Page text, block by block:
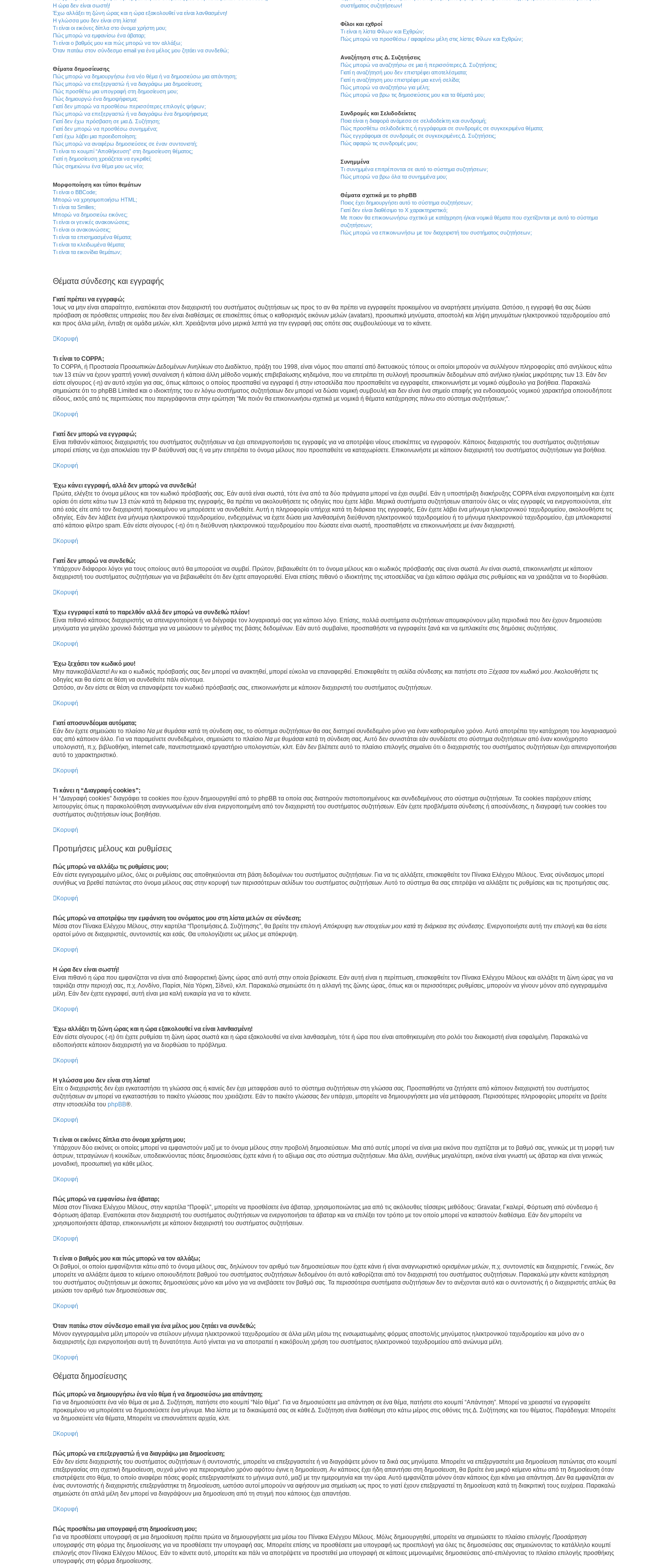
Η ώρα δεν είναι σωστή!
Έχω αλλάξει τη ζώνη ώρας και η ώρα εξακολουθεί να είναι λανθασμένη!
Η γλώσσα μου δεν είναι στη λίστα!
Τι είναι οι εικόνες δίπλα στο όνομα χρήστη μου;
Πώς μπορώ να εμφανίσω ένα άβαταρ;
Τι είναι ο βαθμός μου και πώς μπορώ να τον αλλάξω;
Όταν πατάω στον σύνδεσμο email για ένα μέλος μου ζητάει να συνδεθώ;
Θέματα δημοσίευσης
Πώς μπορώ να δημιουργήσω ένα νέο θέμα ή να δημοσιεύσω μια απάντηση;
Πώς μπορώ να επεξεργαστώ ή να διαγράψω μια δημοσίευση;
Πώς προσθέτω μια υπογραφή στη δημοσίευση μου;
Πώς δημιουργώ ένα δημοψήφισμα;
Γιατί δεν μπορώ να προσθέσω περισσότερες επιλογές ψήφων;
Πώς μπορώ να επεξεργαστώ ή να διαγράψω ένα δημοψήφισμα;
Γιατί δεν έχω πρόσβαση σε μια Δ. Συζήτηση;
Γιατί δεν μπορώ να προσθέσω συνημμένα;
Γιατί έχω λάβει μια προειδοποίηση;
Πώς μπορώ να αναφέρω δημοσιεύσεις σε έναν συντονιστή;
Τι είναι το κουμπί “Αποθήκευση” στη δημοσίευση θέματος;
Γιατί η δημοσίευση χρειάζεται να εγκριθεί;
Πώς σημειώνω ένα θέμα μου ως νέο;
Μορφοποίηση και τύποι θεμάτων
Τι είναι ο BBCode;
Μπορώ να χρησιμοποιήσω HTML;
Τι είναι τα Smilies;
Μπορώ να δημοσιεύω εικόνες;
Τι είναι οι γενικές ανακοινώσεις;
Τι είναι οι ανακοινώσεις;
Τι είναι τα επισημασμένα θέματα;
Τι είναι τα κλειδωμένα θέματα;
Τι είναι τα εικονίδια θεμάτων;
συστήματος συζητήσεων!
Φίλοι και εχθροί
Τι είναι η λίστα Φίλων και Εχθρών;
Πώς μπορώ να προσθέσω / αφαιρέσω μέλη στις λίστες Φίλων και Εχθρών;
Αναζήτηση στις Δ. Συζητήσεις
Πώς μπορώ να αναζητήσω σε μια ή περισσότερες Δ. Συζητήσεις;
Γιατί η αναζήτησή μου δεν επιστρέφει αποτελέσματα;
Γιατί η αναζήτηση μου επιστρέφει μια κενή σελίδα;
Πώς μπορώ να αναζητήσω για μέλη;
Πώς μπορώ να βρω τις δημοσιεύσεις μου και τα θέματά μου;
Συνδρομές και Σελιδοδείκτες
Ποια είναι η διαφορά ανάμεσα σε σελιδοδείκτη και συνδρομή;
Πώς προσθέτω σελιδοδείκτες ή εγγράφομαι σε συνδρομές σε συγκεκριμένα θέματα;
Πώς εγγράφομαι σε συνδρομές σε συγκεκριμένες Δ. Συζητήσεις;
Πώς αφαιρώ τις συνδρομές μου;
Συνημμένα
Τι συνημμένα επιτρέπονται σε αυτό το σύστημα συζητήσεων;
Πώς μπορώ να βρω όλα τα συνημμένα μου;
Θέματα σχετικά με το phpBB
Ποιος έχει δημιουργήσει αυτό το σύστημα συζητήσεων;
Γιατί δεν είναι διαθέσιμο το Χ χαρακτηριστικό;
Με ποιον θα επικοινωνήσω σχετικά με κατάχρηση ή/και νομικά θέματα που σχετίζονται με αυτό το σύστημα
συζητήσεων;
Πώς μπορώ να επικοινωνήσω με τον διαχειριστή του συστήματος συζητήσεων;
Θέματα σύνδεσης και εγγραφής
Γιατί πρέπει να εγγραφώ;
Ίσως να μην είναι απαραίτητο, εναπόκειται στον διαχειριστή του συστήματος συζητήσεων ως προς το αν θα πρέπει να εγγραφείτε προκειμένου να αναρτήσετε μηνύματα. Ωστόσο, η εγγραφή θα σας δώσει
πρόσβαση σε πρόσθετες υπηρεσίες που δεν είναι διαθέσιμες σε επισκέπτες όπως ο καθορισμός εικόνων μελών (avatars), προσωπικά μηνύματα, αποστολή και λήψη μηνυμάτων ηλεκτρονικού ταχυδρομείου από
και προς άλλα μέλη, ένταξη σε ομάδα μελών, κλπ. Χρειάζονται μόνο μερικά λεπτά για την εγγραφή σας οπότε σας συμβουλεύουμε να το κάνετε.
Κορυφή
Τι είναι το COPPA;
Το COPPA, ή Προστασία Προσωπικών Δεδομένων Ανηλίκων στο Διαδίκτυο, πράξη του 1998, είναι νόμος που απαιτεί από δικτυακούς τόπους οι οποίοι μπορούν να συλλέγουν πληροφορίες από ανηλίκους κάτω
των 13 ετών να έχουν γραπτή γονική συναίνεση ή κάποια άλλη μέθοδο νομικής επιβεβαίωσης κηδεμόνα, που να επιτρέπει τη συλλογή προσωπικών δεδομένων από ανήλικο ηλικίας μικρότερης των 13. Εάν δεν
είστε σίγουρος (-η) αν αυτό ισχύει για σας, όπως κάποιος ο οποίος προσπαθεί να εγγραφεί ή στην ιστοσελίδα που προσπαθείτε να εγγραφείτε, επικοινωνήστε με νομικό σύμβουλο για βοήθεια. Παρακαλώ
σημειώστε ότι το phpBB Limited και ο ιδιοκτήτης του εν λόγω συστήματος συζητήσεων δεν μπορεί να δώσει νομική συμβουλή και δεν είναι ένα σημείο επαφής για ενδοιασμούς νομικού χαρακτήρα οποιουδήποτε
είδους, εκτός από τις περιπτώσεις που περιγράφονται στην ερώτηση “Με ποιόν θα επικοινωνήσω σχετικά με νομικά ή θέματα κατάχρησης πάνω στο σύστημα συζητήσεων;”.
Κορυφή
Γιατί δεν μπορώ να εγγραφώ;
Είναι πιθανόν κάποιος διαχειριστής του συστήματος συζητήσεων να έχει απενεργοποιήσει τις εγγραφές για να αποτρέψει νέους επισκέπτες να εγγραφούν. Κάποιος διαχειριστής του συστήματος συζητήσεων
μπορεί επίσης να έχει αποκλείσει την IP διεύθυνσή σας ή να μην επιτρέπει το όνομα μέλους που προσπαθείτε να καταχωρίσετε. Επικοινωνήστε με κάποιον διαχειριστή του συστήματος συζητήσεων για βοήθεια.
Κορυφή
Έχω κάνει εγγραφή, αλλά δεν μπορώ να συνδεθώ!
Πρώτα, ελέγξτε το όνομα μέλους και τον κωδικό πρόσβασής σας. Εάν αυτά είναι σωστά, τότε ένα από τα δύο πράγματα μπορεί να έχει συμβεί. Εάν η υποστήριξη διακήρυξης COPPA είναι ενεργοποιημένη και έχετε
ορίσει ότι είστε κάτω των 13 ετών κατά τη διάρκεια της εγγραφής, θα πρέπει να ακολουθήσετε τις οδηγίες που έχετε λάβει. Μερικά συστήματα συζητήσεων απαιτούν όλες οι νέες εγγραφές να ενεργοποιούνται, είτε
από εσάς είτε από τον διαχειριστή προκειμένου να μπορέσετε να συνδεθείτε. Αυτή η πληροφορία υπήρχε κατά τη διάρκεια της εγγραφής. Εάν έχετε λάβει ένα μήνυμα ηλεκτρονικού ταχυδρομείου, ακολουθήστε τις
οδηγίες. Εάν δεν λάβετε ένα μήνυμα ηλεκτρονικού ταχυδρομείου, ενδεχομένως να έχετε δώσει μια λανθασμένη διεύθυνση ηλεκτρονικού ταχυδρομείου ή το μήνυμα ηλεκτρονικού ταχυδρομείου, έχει μπλοκαριστεί
από κάποιο φίλτρο spam. Εάν είστε σίγουρος (-η) ότι η διεύθυνση ηλεκτρονικού ταχυδρομείου που δώσατε είναι σωστή, προσπαθήστε να επικοινωνήσετε με έναν διαχειριστή.
Κορυφή
Γιατί δεν μπορώ να συνδεθώ;
Υπάρχουν διάφοροι λόγοι για τους οποίους αυτό θα μπορούσε να συμβεί. Πρώτον, βεβαιωθείτε ότι το όνομα μέλους και ο κωδικός πρόσβασής σας είναι σωστά. Αν είναι σωστά, επικοινωνήστε με κάποιον
διαχειριστή του συστήματος συζητήσεων για να βεβαιωθείτε ότι δεν έχετε απαγορευθεί. Είναι επίσης πιθανό ο ιδιοκτήτης της ιστοσελίδας να έχει κάποιο σφάλμα στις ρυθμίσεις και να χρειάζεται να το διορθώσει.
Κορυφή
Έχω εγγραφεί κατά το παρελθόν αλλά δεν μπορώ να συνδεθώ πλέον!
Είναι πιθανό κάποιος διαχειριστής να απενεργοποίησε ή να διέγραψε τον λογαριασμό σας για κάποιο λόγο. Επίσης, πολλά συστήματα συζητήσεων απομακρύνουν μέλη περιοδικά που δεν έχουν δημοσιεύσει
μηνύματα για μεγάλο χρονικό διάστημα για να μειώσουν το μέγεθος της βάσης δεδομένων. Εάν αυτό συμβαίνει, προσπαθήστε να εγγραφείτε ξανά και να εμπλακείτε στις δημόσιες συζητήσεις.
Κορυφή
Έχω ξεχάσει τον κωδικό μου!
Μην πανικοβάλλεστε! Αν και ο κωδικός πρόσβασής σας δεν μπορεί να ανακτηθεί, μπορεί εύκολα να επαναφερθεί. Επισκεφθείτε τη σελίδα σύνδεσης και πατήστε στο Ξέχασα τον κωδικό μου . Ακολουθήστε τις
οδηγίες και θα είστε σε θέση να συνδεθείτε πάλι σύντομα.
Ωστόσο, αν δεν είστε σε θέση να επαναφέρετε τον κωδικό πρόσβασής σας, επικοινωνήστε με κάποιον διαχειριστή του συστήματος συζητήσεων.
Κορυφή
Γιατί αποσυνδέομαι αυτόματα;
Εάν δεν έχετε σημειώσει το πλαίσιο Να με θυμάσαι κατά τη σύνδεση σας, το σύστημα συζητήσεων θα σας διατηρεί συνδεδεμένο μόνο για έναν καθορισμένο χρόνο. Αυτό αποτρέπει την κατάχρηση του λογαριασμού
σας από κάποιον άλλο. Για να παραμείνετε συνδεδεμένοι, σημειώστε το πλαίσιο Να με θυμάσαι κατά τη σύνδεση σας. Αυτό δεν συνιστάται εάν συνδέεστε στο σύστημα συζητήσεων από έναν κοινόχρηστο
υπολογιστή, π.χ. βιβλιοθήκη, internet cafe, πανεπιστημιακό εργαστήριο υπολογιστών, κλπ. Εάν δεν βλέπετε αυτό το πλαίσιο επιλογής σημαίνει ότι ο διαχειριστής του συστήματος συζητήσεων έχει απενεργοποιήσει
αυτό το χαρακτηριστικό.
Κορυφή
Τι κάνει η “Διαγραφή cookies”;
Η “Διαγραφή cookies” διαγράφει τα cookies που έχουν δημιουργηθεί από το phpBB τα οποία σας διατηρούν πιστοποιημένους και συνδεδεμένους στο σύστημα συζητήσεων. Τα cookies παρέχουν επίσης
λειτουργίες όπως η παρακολούθηση αναγνωσμένων εάν είναι ενεργοποιημένη από τον διαχειριστή του συστήματος συζητήσεων. Εάν έχετε προβλήματα σύνδεσης ή αποσύνδεσης, η διαγραφή των cookies του
συστήματος συζητήσεων ίσως βοηθήσει.
Κορυφή
Προτιμήσεις μέλους και ρυθμίσεις
Πώς μπορώ να αλλάξω τις ρυθμίσεις μου;
Εάν είστε εγγεγραμμένο μέλος, όλες οι ρυθμίσεις σας αποθηκεύονται στη βάση δεδομένων του συστήματος συζητήσεων. Για να τις αλλάξετε, επισκεφθείτε τον Πίνακα Ελέγχου Μέλους. Ένας σύνδεσμος μπορεί
συνήθως να βρεθεί πατώντας στο όνομα μέλους σας στην κορυφή των περισσότερων σελίδων του συστήματος συζητήσεων. Αυτό το σύστημα θα σας επιτρέψει να αλλάξετε τις ρυθμίσεις και τις προτιμήσεις σας.
Κορυφή
Πώς μπορώ να αποτρέψω την εμφάνιση του ονόματος μου στη λίστα μελών σε σύνδεση;
Μέσα στον Πίνακα Ελέγχου Μέλους, στην καρτέλα “Προτιμήσεις Δ. Συζήτησης”, θα βρείτε την επιλογή Απόκρυψη των στοιχείων μου κατά τη διάρκεια της σύνδεσης . Ενεργοποιήστε αυτή την επιλογή και θα είστε
ορατοί μόνο σε διαχειριστές, συντονιστές και εσάς. Θα υπολογίζεστε ως μέλος με απόκρυψη.
Κορυφή
Η ώρα δεν είναι σωστή!
Είναι πιθανό η ώρα που εμφανίζεται να είναι από διαφορετική ζώνης ώρας από αυτή στην οποία βρίσκεστε. Εάν αυτή είναι η περίπτωση, επισκεφθείτε τον Πίνακα Ελέγχου Μέλους και αλλάξτε τη ζώνη ώρας για να
ταιριάζει στην περιοχή σας, π.χ. Λονδίνο, Παρίσι, Νέα Υόρκη, Σίδνεϋ, κλπ. Παρακαλώ σημειώστε ότι η αλλαγή της ζώνης ώρας, όπως και οι περισσότερες ρυθμίσεις, μπορούν να γίνουν μόνον από εγγεγραμμένα
μέλη. Εάν δεν έχετε εγγραφεί, αυτή είναι μια καλή ευκαιρία για να το κάνετε.
Κορυφή
Έχω αλλάξει τη ζώνη ώρας και η ώρα εξακολουθεί να είναι λανθασμένη!
Εάν είστε σίγουρος (-η) ότι έχετε ρυθμίσει τη ζώνη ώρας σωστά και η ώρα εξακολουθεί να είναι λανθασμένη, τότε ή ώρα που είναι αποθηκευμένη στο ρολόι του διακομιστή είναι εσφαλμένη. Παρακαλώ να
ειδοποιήσετε κάποιον διαχειριστή για να διορθώσει το πρόβλημα.
Κορυφή
Η γλώσσα μου δεν είναι στη λίστα!
Είτε ο διαχειριστής δεν έχει εγκαταστήσει τη γλώσσα σας ή κανείς δεν έχει μεταφράσει αυτό το σύστημα συζητήσεων στη γλώσσα σας. Προσπαθήστε να ζητήσετε από κάποιον διαχειριστή του συστήματος
συζητήσεων αν μπορεί να εγκαταστήσει το πακέτο γλώσσας που χρειάζεστε. Εάν το πακέτο γλώσσας δεν υπάρχει, μπορείτε να δημιουργήσετε μια νέα μετάφραση. Περισσότερες πληροφορίες μπορείτε να βρείτε
στην ιστοσελίδα του phpBB®.
Κορυφή
Τι είναι οι εικόνες δίπλα στο όνομα χρήστη μου;
Υπάρχουν δύο εικόνες οι οποίες μπορεί να εμφανιστούν μαζί με το όνομα μέλους στην προβολή δημοσιεύσεων. Μια από αυτές μπορεί να είναι μια εικόνα που σχετίζεται με το βαθμό σας, γενικώς με τη μορφή των
άστρων, τετραγώνων ή κουκίδων, υποδεικνύοντας πόσες δημοσιεύσεις έχετε κάνει ή το αξίωμα σας στο σύστημα συζητήσεων. Μια άλλη, συνήθως μεγαλύτερη, εικόνα είναι γνωστή ως άβαταρ και είναι γενικώς
μοναδική, προσωπική για κάθε μέλος.
Κορυφή
Πώς μπορώ να εμφανίσω ένα άβαταρ;
Μέσα στον Πίνακα Ελέγχου Μέλους, στην καρτέλα “Προφίλ”, μπορείτε να προσθέσετε ένα άβαταρ, χρησιμοποιώντας μια από τις ακόλουθες τέσσερις μεθόδους: Gravatar, Γκαλερί, Φόρτωση από σύνδεσμο ή
Φόρτωση άβαταρ. Εναπόκειται στον διαχειριστή του συστήματος συζητήσεων να ενεργοποιήσει τα άβαταρ και να επιλέξει τον τρόπο με τον οποίο μπορεί να καταστούν διαθέσιμα. Εάν δεν μπορείτε να
χρησιμοποιήσετε άβαταρ, επικοινωνήστε με κάποιον διαχειριστή του συστήματος συζητήσεων.
Κορυφή
Τι είναι ο βαθμός μου και πώς μπορώ να τον αλλάξω;
Οι βαθμοί, οι οποίοι εμφανίζονται κάτω από το όνομα μέλους σας, δηλώνουν τον αριθμό των δημοσιεύσεων που έχετε κάνει ή είναι αναγνωριστικό ορισμένων μελών, π.χ. συντονιστές και διαχειριστές. Γενικώς, δεν
μπορείτε να αλλάξετε άμεσα το κείμενο οποιουδήποτε βαθμού του συστήματος συζητήσεων δεδομένου ότι αυτό καθορίζεται από τον διαχειριστή του συστήματος συζητήσεων. Παρακαλώ μην κάνετε κατάχρηση
του συστήματος συζητήσεων με άσκοπες δημοσιεύσεις μόνο και μόνο για να ανεβάσετε τον βαθμό σας. Τα περισσότερα συστήματα συζητήσεων δεν το ανέχονται αυτό και ο συντονιστής ή ο διαχειριστής απλώς θα
μειώσει τον αριθμό των δημοσιεύσεων σας.
Κορυφή
Όταν πατάω στον σύνδεσμο email για ένα μέλος μου ζητάει να συνδεθώ;
Μόνον εγγεγραμμένα μέλη μπορούν να στείλουν μήνυμα ηλεκτρονικού ταχυδρομείου σε άλλα μέλη μέσω της ενσωματωμένης φόρμας αποστολής μηνύματος ηλεκτρονικού ταχυδρομείου και μόνο αν ο
διαχειριστής έχει ενεργοποιήσει αυτή τη δυνατότητα. Αυτό γίνεται για να αποτραπεί η κακόβουλη χρήση του συστήματος ηλεκτρονικού ταχυδρομείου από ανώνυμα μέλη.
Κορυφή
Θέματα δημοσίευσης
Πώς μπορώ να δημιουργήσω ένα νέο θέμα ή να δημοσιεύσω μια απάντηση;
Για να δημοσιεύσετε ένα νέο θέμα σε μια Δ. Συζήτηση, πατήστε στο κουμπί “Νέο θέμα”. Για να δημοσιεύσετε μια απάντηση σε ένα θέμα, πατήστε στο κουμπί “Απάντηση”. Μπορεί να χρειαστεί να εγγραφείτε
προκειμένου να μπορέσετε να δημοσιεύσετε ένα μήνυμα. Μια λίστα με τα δικαιώματά σας σε κάθε Δ. Συζήτηση είναι διαθέσιμη στο κάτω μέρος στις οθόνες της Δ. Συζήτησης και του θέματος. Παράδειγμα: Μπορείτε
να δημοσιεύετε νέα θέματα, Μπορείτε να επισυνάπτετε αρχεία, κλπ.
Κορυφή
Πώς μπορώ να επεξεργαστώ ή να διαγράψω μια δημοσίευση;
Εάν δεν είστε διαχειριστής του συστήματος συζητήσεων ή συντονιστής, μπορείτε να επεξεργαστείτε ή να διαγράψετε μόνον τα δικά σας μηνύματα. Μπορείτε να επεξεργαστείτε μια δημοσίευση πατώντας στο κουμπί
επεξεργασίας στη σχετική δημοσίευση, συχνά μόνο για περιορισμένο χρόνο αφότου έγινε η δημοσίευση. Αν κάποιος έχει ήδη απαντήσει στη δημοσίευση, θα βρείτε ένα μικρό κείμενο κάτω από τη δημοσίευση όταν
επιστρέψετε στο θέμα, το οποίο αναφέρει πόσες φορές επεξεργαστήκατε το μήνυμα αυτό, μαζί με την ημερομηνία και την ώρα. Αυτό εμφανίζεται μόνον όταν κάποιος έχει κάνει μια απάντηση. Δεν θα εμφανίζεται αν
ένας συντονιστής ή διαχειριστής επεξεργάστηκε τη δημοσίευση, ωστόσο αυτοί μπορούν να αφήσουν μια σημείωση ως προς το γιατί έχουν επεξεργαστεί τη δημοσίευση κατά τη διακριτική τους ευχέρεια. Παρακαλώ
σημειώστε ότι απλά μέλη δεν μπορεί να διαγράψουν μια δημοσίευση από τη στιγμή που κάποιος έχει απαντήσει.
Κορυφή
Πώς προσθέτω μια υπογραφή στη δημοσίευση μου;
Για να προσθέσετε υπογραφή σε μια δημοσίευση πρέπει πρώτα να δημιουργήσετε μια μέσω του Πίνακα Ελέγχου Μέλους. Μόλις δημιουργηθεί, μπορείτε να σημειώσετε το πλαίσιο επιλογής Προσάρτηση
υπογραφής στη φόρμα της δημοσίευσης για να προσθέσετε την υπογραφή σας. Μπορείτε επίσης να προσθέσετε μια υπογραφή ως προεπιλογή για όλες τις δημοσιεύσεις σας σημειώνοντας το κατάλληλο κουμπί
επιλογής στον Πίνακα Ελέγχου Μέλους. Εάν το κάνετε αυτό, μπορείτε και πάλι να αποτρέψετε να προστεθεί μια υπογραφή σε κάποιες μεμονωμένες δημοσιεύσεις από-επιλέγοντας το πλαίσιο επιλογής προσθήκης
υπογραφής στη φόρμα δημοσίευσης.